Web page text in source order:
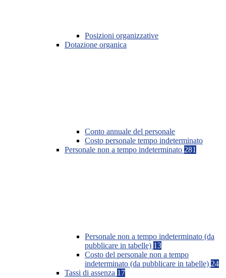
Posizioni organizzative
Dotazione organica
Conto annuale del personale
Costo personale tempo indeterminato
Personale non a tempo indeterminato 281
Personale non a tempo indeterminato (da
pubblicare in tabelle) 13
Costo del personale non a tempo
indeterminato (da pubblicare in tabelle) 24
Tassi di assenza 17